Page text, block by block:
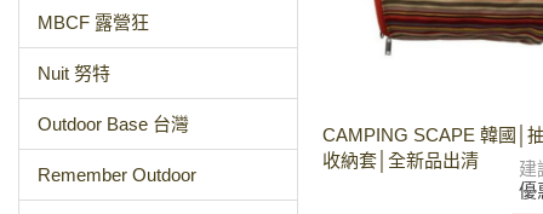
MBCF 露營狂
Nuit 努特
Outdoor Base 台灣
Remember Outdoor
CAMPING SCAPE 韓國│
收納套│全新品出清
建
優